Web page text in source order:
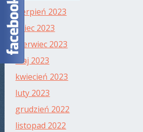
sierpień 2023
lipiec 2023
czerwiec 2023
maj 2023
kwiecień 2023
luty 2023
grudzień 2022
listopad 2022